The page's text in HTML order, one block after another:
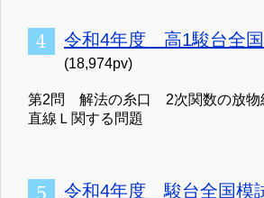
令和4年度 高1駿台全
(18,974pv)
第2問 解法の糸口 2次関数の放物
直線Ｌ関する問題
令和4年度 駿台全国